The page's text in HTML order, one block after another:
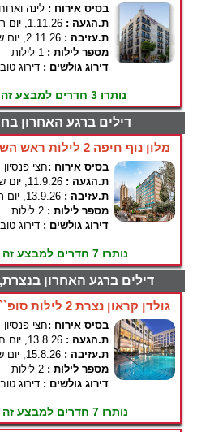
בסיס אירוח : לינה
ת.הגעה : 1.11.26, יום ראשון
ת.עזיבה : 2.11.26, יום שני
מספר לילות : 1 לילות
דירוג גולשים : דירוג
נותרו 3 חדרים למבצע זה !
דילים ברגע האחרון
מלון נוף חיפה 2 לילות ראש השנה
בסיס אירוח :חצי פנסיון
ת.הגעה : 11.9.26, יום שישי
ת.עזיבה : 13.9.26, יום ראשון
מספר לילות : 2 לילות
דירוג גולשים : דירוג
נותרו 7 חדרים למבצע זה !
דילים ברגע האחרון
גולדן קראון נצרת 2 לילות סופ``ש ילד חינם
בסיס אירוח :חצי פנסיון
ת.הגעה : 13.8.26, יום חמישי
ת.עזיבה : 15.8.26, יום שבת
מספר לילות : 2 לילות
דירוג גולשים : דירוג
נותרו 7 חדרים למבצע זה !